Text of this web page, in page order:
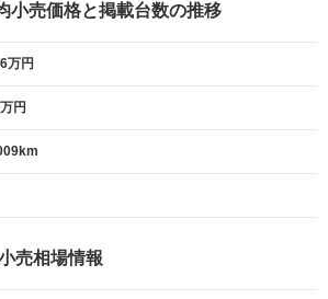
小売価格と掲載台数の推移
万円
円
売相場情報